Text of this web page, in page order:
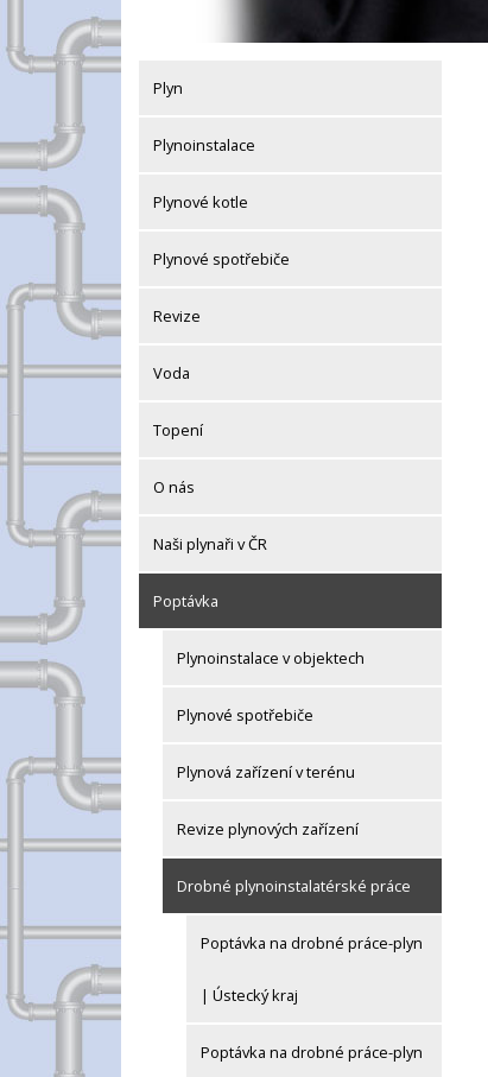
Plyn
Plynoinstalace
Plynové kotle
Plynové spotřebiče
Revize
Voda
Topení
O nás
Naši plynaři v ČR
Poptávka
Plynoinstalace v objektech
Plynové spotřebiče
Plynová zařízení v terénu
Revize plynových zařízení
Drobné plynoinstalatérské práce
Poptávka na drobné práce-plyn
| Ústecký kraj
Poptávka na drobné práce-plyn